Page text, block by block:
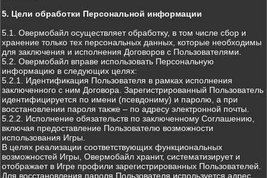
5. Цели обработки Персональной информации
5.1. Овермобайл осуществляет обработку, в том числе сбор и
хранение только тех персональных данных, которые необходимы
для заключения и исполнения Договоров с Пользователями.
5.2. Овермобайл вправе использовать Персональную
информацию в следующих целях:
5.2.1. Идентификация Пользователя в рамках исполнения
заключенного с ним Договора. Зарегистрированный Пользователь
идентифицируется по имени (псевдониму) и паролю, а при
восстановлении пароля также – по адресу электронной почты.
5.2.2. Исполнение обязательств по заключенному Соглашению,
включая предоставление Пользователю возможности
использования Игры.
В целях реализации соответствующих функциональных
возможностей Игры, Овермобайл хранит, систематизирует и
отображает в Игре профили зарегистрированных Пользователей.
Для восстановления пароля Пользователя используется адрес